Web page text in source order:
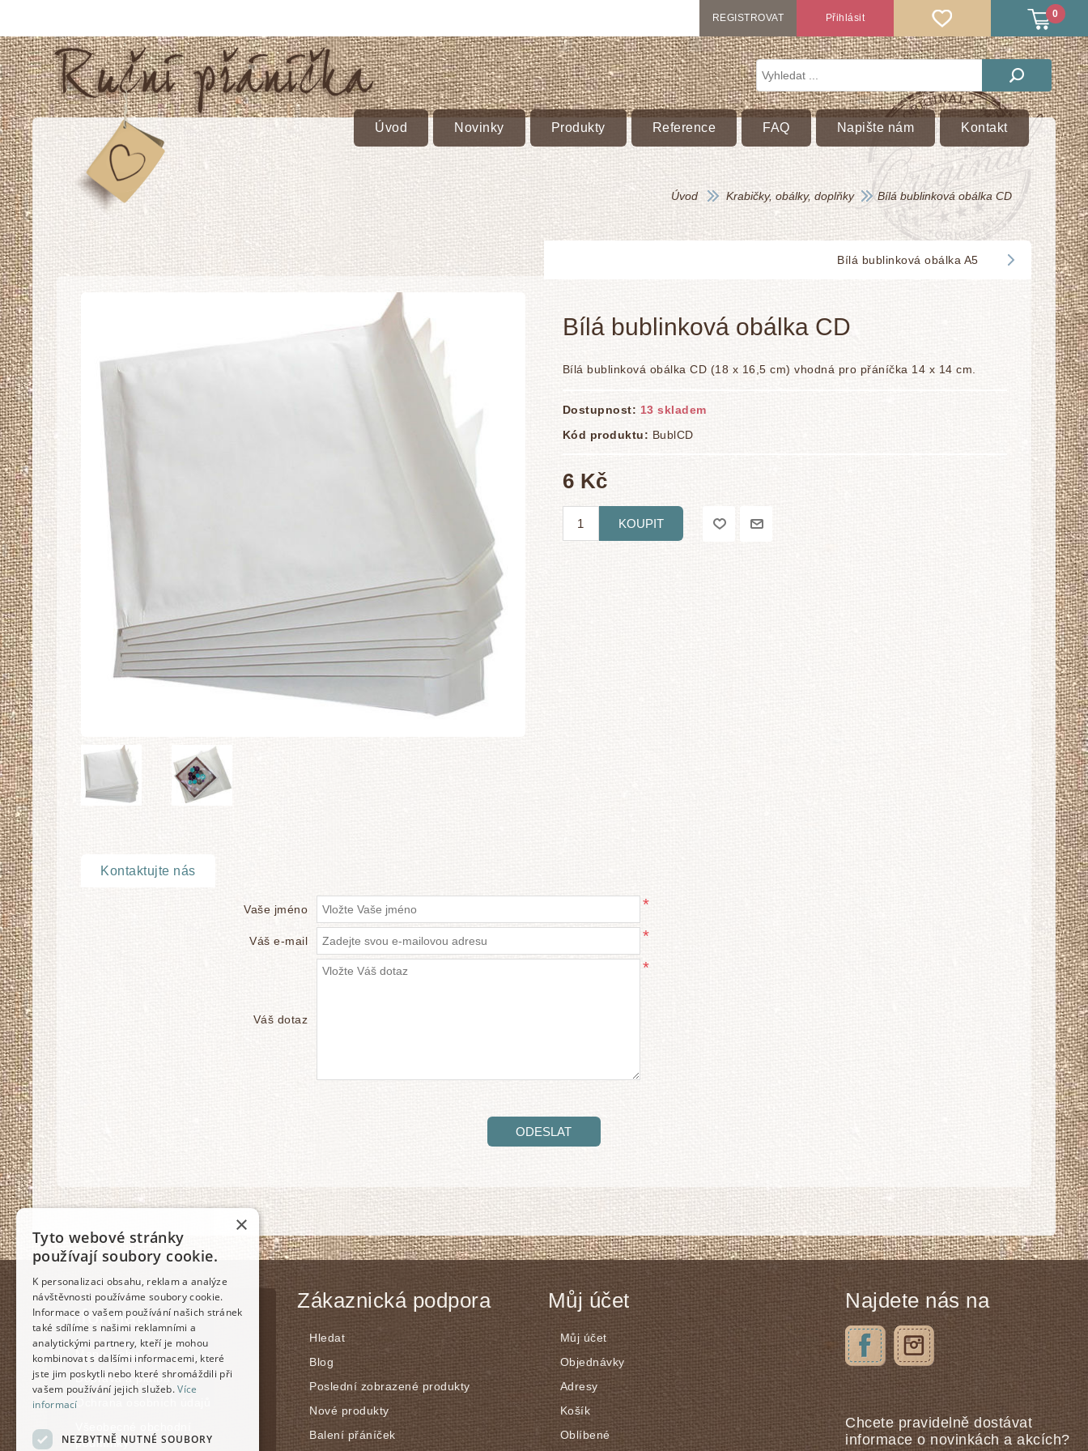
REGISTROVAT Přihlásit 0
Úvod Novinky Produkty Reference FAQ Napište nám Kontakt
Úvod Krabičky, obálky, doplňky Bílá bublinková obálka CD
Bílá bublinková obálka A5
Bílá bublinková obálka CD
Bílá bublinková obálka CD (18 x 16,5 cm) vhodná pro přáníčka 14 x 14 cm.
Dostupnost: 13 skladem
Kód produktu: BublCD
6 Kč
KOUPIT
Kontaktujte nás
Vaše jméno *
Váš e-mail *
Váš dotaz
*
ODESLAT
Informace
Mapa webu
Doprava a platba
Ochrana osobních údajů
podmínky
Zákaznická podpora
Hledat
Blog
Poslední zobrazené produkty
Nové produkty
Balení přáníček
Můj účet
Můj účet
Objednávky
Adresy
Košík
Oblíbené
Najdete nás na
Chcete pravidelně dostávat
informace o novinkách a akcích?
×
Tyto webové stránky
používají soubory cookie.
K personalizaci obsahu, reklam a analýze
návštěvnosti používáme soubory cookie.
Informace o vašem používání našich stránek
také sdílíme s našimi reklamními a
analytickými partnery, kteří je mohou
kombinovat s dalšími informacemi, které
jste jim poskytli nebo které shromáždili při
vašem používání jejich služeb.Více
informací
NEZBYTNĚ NUTNÉ SOUBORY